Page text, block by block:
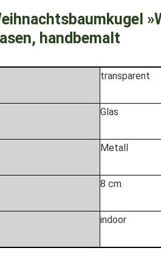
handbemalt
transparent
Glas
Metall
8 cm
indoor